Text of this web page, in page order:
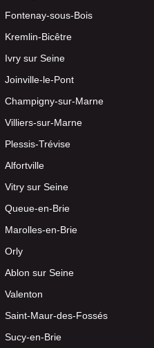
Fontenay-sous-Bois
Kremlin-Bicêtre
Ivry sur Seine
Joinville-le-Pont
Champigny-sur-Marne
Villiers-sur-Marne
Plessis-Trévise
Alfortville
Vitry sur Seine
Queue-en-Brie
Marolles-en-Brie
Orly
Ablon sur Seine
Valenton
Saint-Maur-des-Fossés
Sucy-en-Brie